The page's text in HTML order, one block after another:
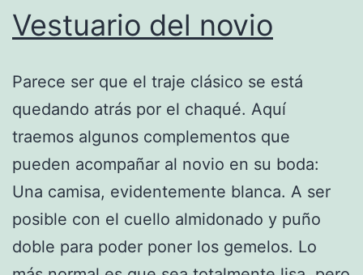
Vestuario del novio
Parece ser que el traje clásico se está
quedando atrás por el chaqué. Aquí
traemos algunos complementos que
pueden acompañar al novio en su boda:
Una camisa, evidentemente blanca. A ser
posible con el cuello almidonado y puño
doble para poder poner los gemelos. Lo